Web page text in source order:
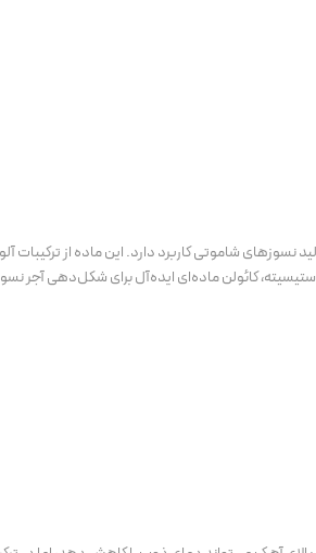
شاموتی کاربرد دارد. این ماده از ترکیبات
کائولن ماده‌ای ایده‌آل برای شکل‌دهی آجر